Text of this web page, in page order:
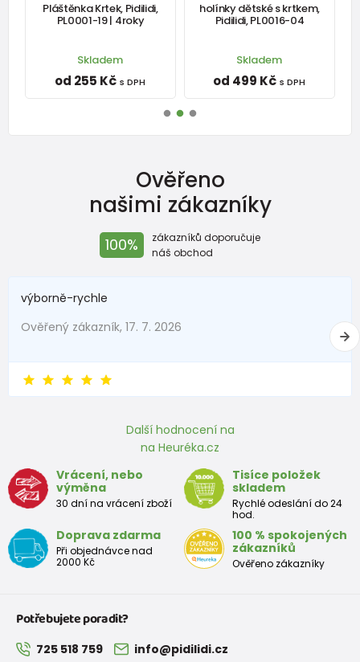
Pláštěnka Krtek, Pidilidi,
PL0001-19 | 4roky
Skladem
od 255 Kč s DPH
holínky dětské s krtkem,
Pidilidi, PL0016-04
Skladem
od 499 Kč s DPH
Ověřeno
našimi zákazníky
100%
zákazníků doporučuje
náš obchod
výborně-rychle
Ověřený zákazník, 17. 7. 2026
Další hodnocení na
na Heuréka.cz
Vrácení, nebo
výměna
30 dní na vrácení zboží
Tisíce položek
skladem
Rychlé odeslání do 24
hod.
Doprava zdarma
Při objednávce nad
2000 Kč
100 % spokojených
zákazníků
Ověřeno zákazníky
Potřebujete poradit?
725 518 759 info@pidilidi.cz